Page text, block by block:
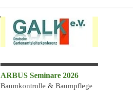
ARBUS Seminare 2026
Baumkontrolle & Baumpflege